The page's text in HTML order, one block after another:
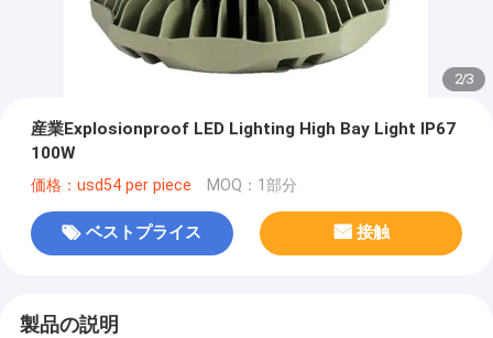
2/3
産業Explosionproof LED Lighting High Bay Light IP67
100W
価格：usd54 per piece MOQ：1部分
ベストプライス 接触
製品の説明